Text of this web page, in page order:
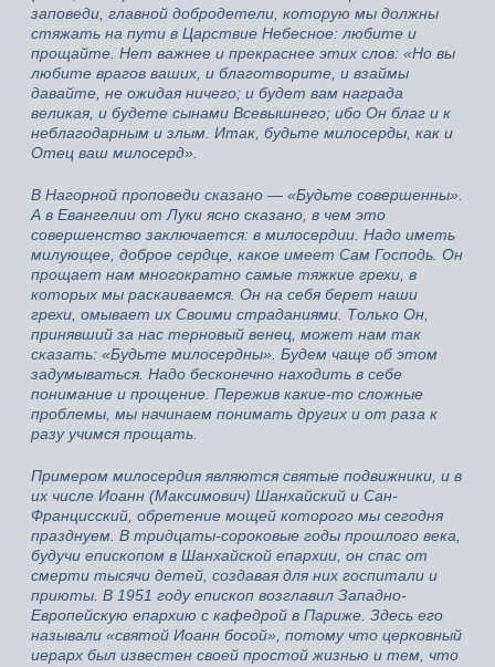
заповеди, главной добродетели, которую мы должны
стяжать на пути в Царствие Небесное: любите и
прощайте. Нет важнее и прекраснее этих слов: «Но вы
любите врагов ваших, и благотворите, и взаймы
давайте, не ожидая ничего; и будет вам награда
великая, и будете сынами Всевышнего; ибо Он благ и к
неблагодарным и злым. Итак, будьте милосерды, как и
Отец ваш милосерд».
В Нагорной проповеди сказано — «Будьте совершенны».
А в Евангелии от Луки ясно сказано, в чем это
совершенство заключается: в милосердии. Надо иметь
милующее, доброе сердце, какое имеет Сам Господь. Он
прощает нам многократно самые тяжкие грехи, в
которых мы раскаиваемся. Он на себя берет наши
грехи, омывает их Своими страданиями. Только Он,
принявший за нас терновый венец, может нам так
сказать: «Будьте милосердны». Будем чаще об этом
задумываться. Надо бесконечно находить в себе
понимание и прощение. Пережив какие-то сложные
проблемы, мы начинаем понимать других и от раза к
разу учимся прощать.
Примером милосердия являются святые подвижники, и в
их числе Иоанн (Максимович) Шанхайский и Сан-
Францисский, обретение мощей которого мы сегодня
празднуем. В тридцаты-сороковые годы прошлого века,
будучи епископом в Шанхайской епархии, он спас от
смерти тысячи детей, создавая для них госпитали и
приюты. В 1951 году епископ возглавил Западно-
Европейскую епархию с кафедрой в Париже. Здесь его
называли «святой Иоанн босой», потому что церковный
иерарх был известен своей простой жизнью и тем, что